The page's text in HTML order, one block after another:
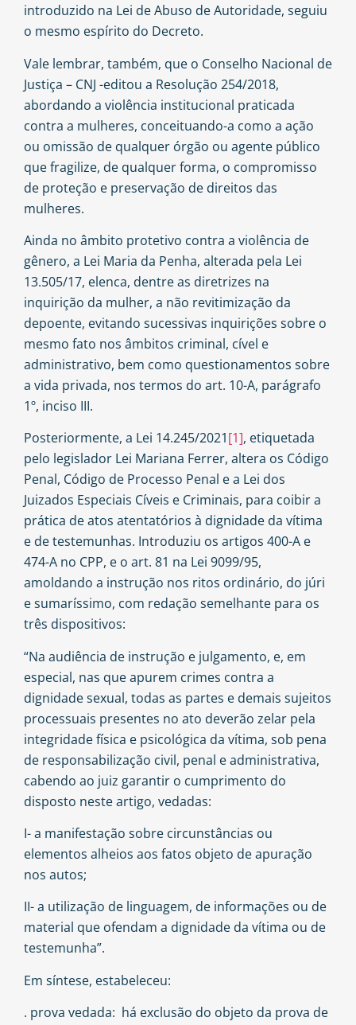
introduzido na Lei de Abuso de Autoridade, seguiu
o mesmo espírito do Decreto.
Vale lembrar, também, que o Conselho Nacional de
Justiça – CNJ -editou a Resolução 254/2018,
abordando a violência institucional praticada
contra a mulheres, conceituando-a como a ação
ou omissão de qualquer órgão ou agente público
que fragilize, de qualquer forma, o compromisso
de proteção e preservação de direitos das
mulheres.
Ainda no âmbito protetivo contra a violência de
gênero, a Lei Maria da Penha, alterada pela Lei
13.505/17, elenca, dentre as diretrizes na
inquirição da mulher, a não revitimização da
depoente, evitando sucessivas inquirições sobre o
mesmo fato nos âmbitos criminal, cível e
administrativo, bem como questionamentos sobre
a vida privada, nos termos do art. 10-A, parágrafo
1º, inciso III.
Posteriormente, a Lei 14.245/2021[1], etiquetada
pelo legislador Lei Mariana Ferrer, altera os Código
Penal, Código de Processo Penal e a Lei dos
Juizados Especiais Cíveis e Criminais, para coibir a
prática de atos atentatórios à dignidade da vítima
e de testemunhas. Introduziu os artigos 400-A e
474-A no CPP, e o art. 81 na Lei 9099/95,
amoldando a instrução nos ritos ordinário, do júri
e sumaríssimo, com redação semelhante para os
três dispositivos:
“Na audiência de instrução e julgamento, e, em
especial, nas que apurem crimes contra a
dignidade sexual, todas as partes e demais sujeitos
processuais presentes no ato deverão zelar pela
integridade física e psicológica da vítima, sob pena
de responsabilização civil, penal e administrativa,
cabendo ao juiz garantir o cumprimento do
disposto neste artigo, vedadas:
I- a manifestação sobre circunstâncias ou
elementos alheios aos fatos objeto de apuração
nos autos;
II- a utilização de linguagem, de informações ou de
material que ofendam a dignidade da vítima ou de
testemunha”.
Em síntese, estabeleceu:
. prova vedada: há exclusão do objeto da prova de